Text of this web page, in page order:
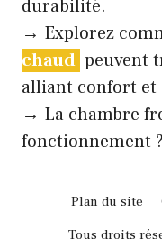
durabilité.
→ Explorez
chaud peuvent
alliant confort et
→ La chambre
fonctionnement ?
Plan du site
Tous droits